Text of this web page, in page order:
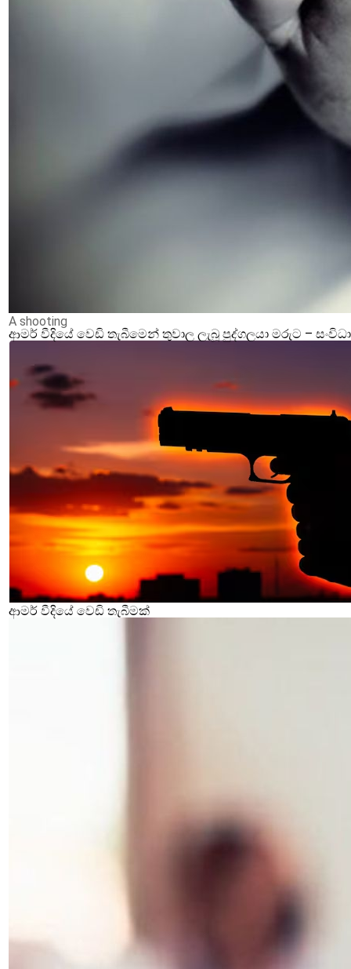
A shooting
ආමර් වීදියේ වෙඩි තැබීමෙන් තුවාල ලැබූ පුද්ගලයා මරුට –
ආමර් වීදියේ වෙඩි තැබීමක්